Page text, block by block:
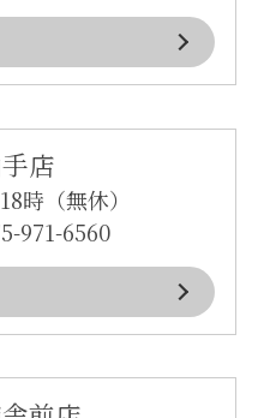
店
時（無休）
971-6560